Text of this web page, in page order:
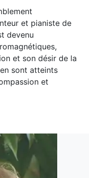
et pianiste de
devenu
et son désir de la
sont atteints
et